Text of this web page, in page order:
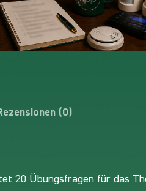
(0)
20 Übungsfragen für das